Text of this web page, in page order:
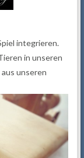
integrieren.
in unseren
unseren